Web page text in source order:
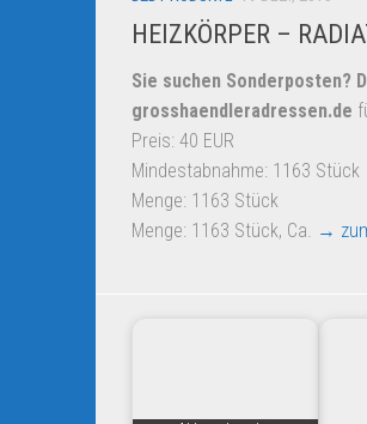
HEIZKÖRPER –
Sie suchen Sonderposten?
grosshaendleradressen.de
Preis: 40 EUR
Mindestabnahme: 1163 Stück
Menge: 1163 Stück
Menge: 1163 Stück, Ca. →